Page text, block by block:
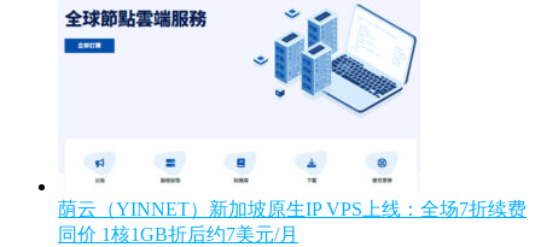
荫云（YINNET）新加坡原生IP VPS上线：全场7折续费
同价 1核1GB折后约7美元/月